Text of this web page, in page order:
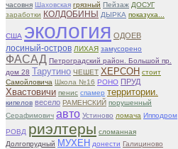
часовня Шаховская грязный Пейзаж ДОСУГ
заработки КОЛДОБИНЫ ДЫРКА показуха...
США экология ОДОЕВ
лосиный-остров ЛИХАЯ замусорено
ФАСАД Петроградский район. Большой пр.
дом 28 Тарутино ЧЕШЕТ ХЕРСОН стоит
Самойловича Школа №16 РОНО ПРУД
Хвастовичи пенис спамер территории.
кипелов весело РАМЕНСКИЙ порушенный
Серафимович авто Устиново ломача Ипподром
РОВД риэлтеры сломанная
Долгопрудный МУХЕН донести Галициново